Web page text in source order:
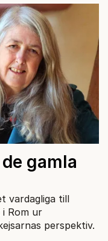
gamla
vardagliga till
Rom ur
perspektiv.